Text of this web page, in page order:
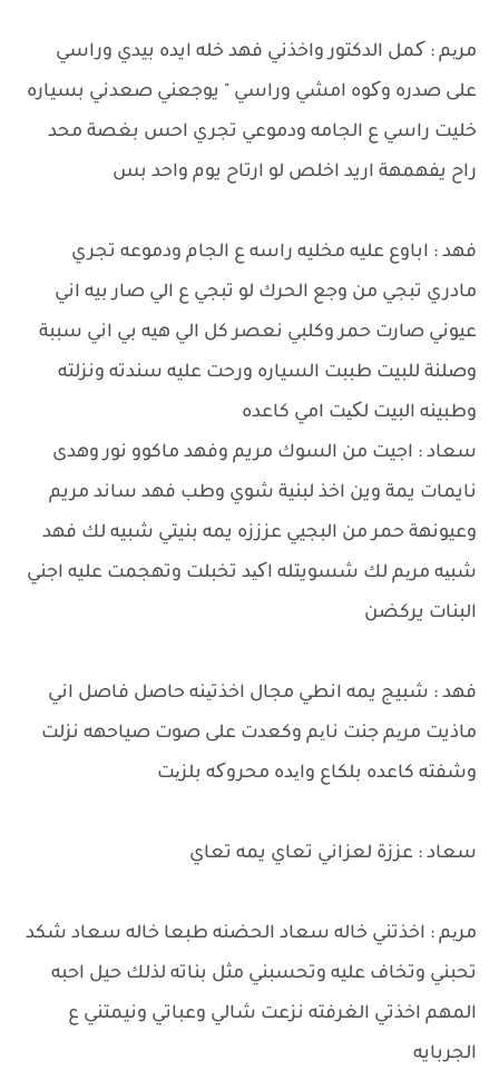
مریم : کمل الدكتور واخذني فهد خله ايده بيدي وراسي
على صدره وکوه امشي وراسي " يوجعني صعدني بسياره
خليت راسي ع الجامه ودموعي تجري احس بغصة محد
راح يفهمهة اريد اخلص لو ارتاح يوم واحد بس
فهد : اباوع عليه مخليه راسه ع الجام ودموعه تجري
مادري تبجي من وجع الحرك لو تبجي ع الي صار بيه اني
عيوني صارت حمر وكلبي نعصر كل الي هيه بي اني سببة
وصلنة للبيت طببت السياره ورحت عليه سندته ونزلته
وطبينه البيت لکیت امي كاعده
سعاد : اجيت من السوك مريم وفهد ماكوو نور وهدى
نايمات يمة وين اخذ لبنية شوي وطب فهد ساند مريم
وعيونهة حمر من البجيي عزززه يمه بنيتي شبيه لك فهد
شبیه مریم لك شسويتله اکید تخبلت وتهجمت عليه اجني
البنات يركضن
فهد : شبيج يمه انطي مجال اخذتینه حاصل فاصل اني
ماذيت مریم جنت نایم وكعدت على صوت صياحهه نزلت
وشفته كاعده بلكاع وایده محروکه بلزیت
سعاد : عززة لعزاني تعاي يمه تعاي
مریم : اخذتني خاله سعاد الحضنه طبعا خاله سعاد شكد
تحبني وتخاف عليه وتحسبني مثل بناته لذلك حيل احبه
المهم اخذتي الغرفته نزعت شالي وعباتي ونيمتني ع
الجربايه